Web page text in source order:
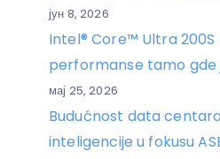
јун 8, 2026
Intel® Core™ Ultra 200S
performanse tamo gde
мај 25, 2026
Budućnost data
inteligencije u fokusu